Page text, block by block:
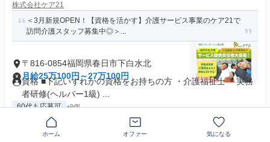
株式会社ケア21
＜3月新規OPEN！【資格を活かす】介護サービス事業のケア21で
訪問介護スタッフ募集中◎＞...
〒816-0854福岡県春日市下白水北
月給25万100円～27万100円
資格 ■下記いずれかの資格をお持ちの方 ・介護福祉士 ・実務
者研修(ヘルパー1級) ...
60代も応募可 +9個
ホーム オファー 気になる